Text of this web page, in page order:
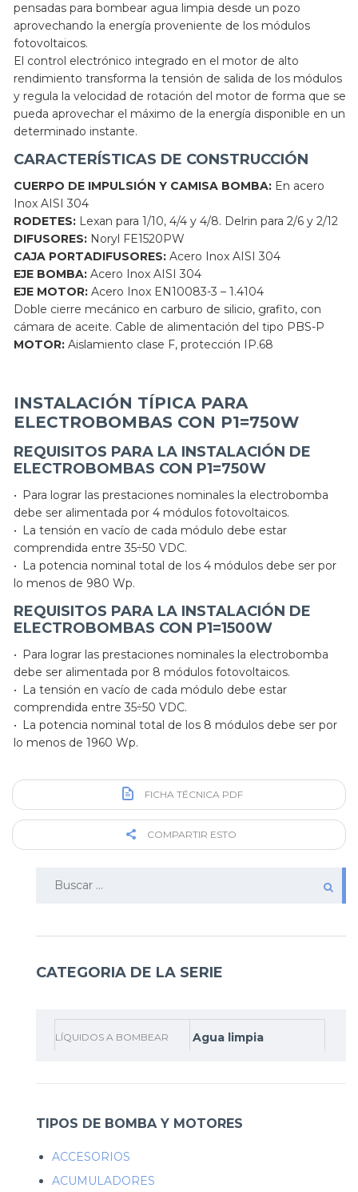
pensadas para bombear agua limpia desde un pozo
aprovechando la energía proveniente de los módulos
fotovoltaicos.
El control electrónico integrado en el motor de alto
rendimiento transforma la tensión de salida de los módulos
y regula la velocidad de rotación del motor de forma que se
pueda aprovechar el máximo de la energía disponible en un
determinado instante.
CARACTERÍSTICAS DE CONSTRUCCIÓN
CUERPO DE IMPULSIÓN Y CAMISA BOMBA: En acero
Inox AISI 304
RODETES: Lexan para 1/10, 4/4 y 4/8. Delrin para 2/6 y 2/12
DIFUSORES: Noryl FE1520PW
CAJA PORTADIFUSORES: Acero Inox AISI 304
EJE BOMBA: Acero Inox AISI 304
EJE MOTOR: Acero Inox EN10083-3 – 1.4104
Doble cierre mecánico en carburo de silicio, grafito, con
cámara de aceite. Cable de alimentación del tipo PBS-P
MOTOR: Aislamiento clase F, protección IP.68
INSTALACIÓN TÍPICA PARA
ELECTROBOMBAS CON P1=750W
REQUISITOS PARA LA INSTALACIÓN DE
ELECTROBOMBAS CON P1=750W
• Para lograr las prestaciones nominales la electrobomba
debe ser alimentada por 4 módulos fotovoltaicos.
• La tensión en vacío de cada módulo debe estar
comprendida entre 35÷50 VDC.
• La potencia nominal total de los 4 módulos debe ser por
lo menos de 980 Wp.
REQUISITOS PARA LA INSTALACIÓN DE
ELECTROBOMBAS CON P1=1500W
• Para lograr las prestaciones nominales la electrobomba
debe ser alimentada por 8 módulos fotovoltaicos.
• La tensión en vacío de cada módulo debe estar
comprendida entre 35÷50 VDC.
• La potencia nominal total de los 8 módulos debe ser por
lo menos de 1960 Wp.
FICHA TÉCNICA PDF
COMPARTIR ESTO
CATEGORIA DE LA SERIE
LÍQUIDOS A BOMBEAR Agua limpia
TIPOS DE BOMBA Y MOTORES
ACCESORIOS
ACUMULADORES